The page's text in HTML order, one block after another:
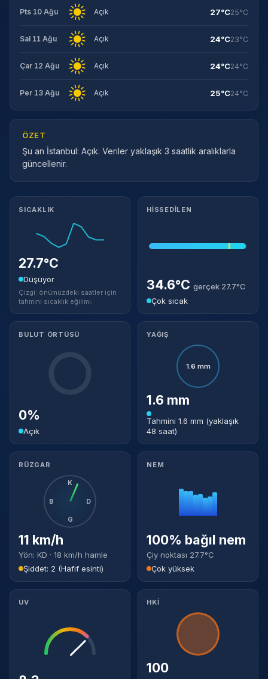
Pts 10 Ağu Açık 27°C25°C
Sal 11 Ağu Açık 24°C23°C
Çar 12 Ağu Açık 24°C24°C
Per 13 Ağu Açık 25°C24°C
ÖZET
Şu an İstanbul: Açık. Veriler yaklaşık 3 saatlik aralıklarla
güncellenir.
Meteorolojik ayrıntılar
SICAKLIK
27.7°C
Düşüyor
Çizgi: önümüzdeki saatler için
tahmini sıcaklık eğilimi.
HISSEDILEN
34.6°C gerçek 27.7°C
Çok sıcak
BULUT ÖRTÜSÜ
0%
Açık
YAĞIŞ
1.6 mm
1.6 mm
Tahmini 1.6 mm (yaklaşık
48 saat)
RÜZGAR
K
D
G
B
11 km/h
Yön: KD · 18 km/h hamle
Şiddet: 2 (Hafif esinti)
NEM
100% bağıl nem
Çiy noktası 27.7°C
Çok yüksek
UV HKİ
100